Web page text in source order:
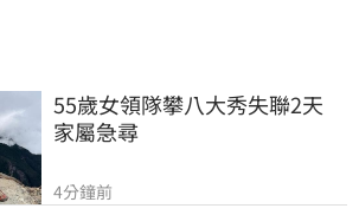
55歲女領隊攀八大秀失聯2天
家屬急尋
4分鐘前